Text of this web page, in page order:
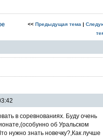
<< Предыдущая тема |
в соревнованиях. Буду очень
об Уральском
нужно знать новечку?,Как лучше